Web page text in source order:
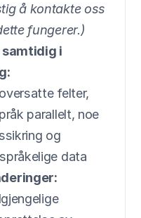
å kontakte oss
fungerer.)
samtidig i
felter,
parallelt, noe
og
data